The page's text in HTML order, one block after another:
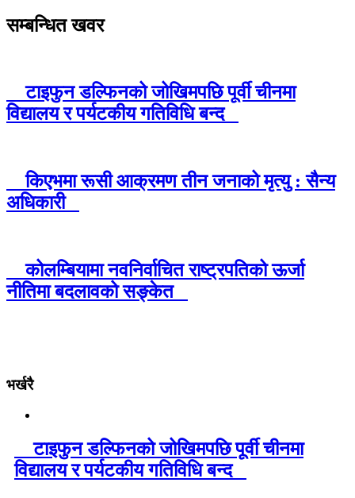
सम्बन्धित खवर
टाइफुन डल्फिनको जोखिमपछि पूर्वी चीनमा
विद्यालय र पर्यटकीय गतिविधि बन्द
किएभमा रूसी आक्रमण तीन जनाको मृत्यु : सैन्य
अधिकारी
कोलम्बियामा नवनिर्वाचित राष्ट्रपतिको ऊर्जा
नीतिमा बदलावको सङ्केत
भर्खरै
टाइफुन डल्फिनको जोखिमपछि पूर्वी चीनमा
विद्यालय र पर्यटकीय गतिविधि बन्द